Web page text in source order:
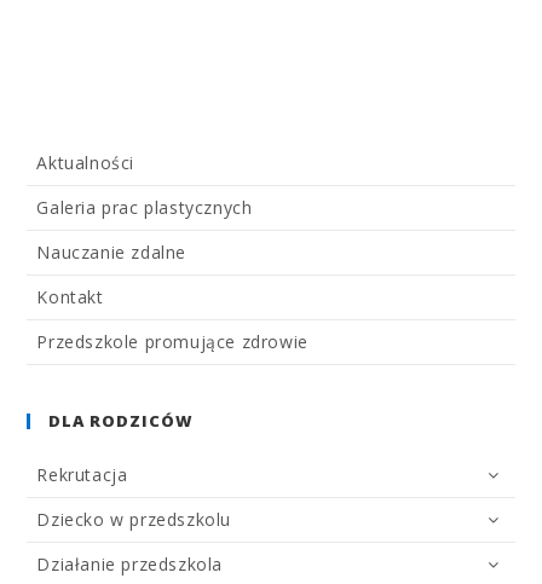
Aktualności
Galeria prac plastycznych
Nauczanie zdalne
Kontakt
Przedszkole promujące zdrowie
DLA RODZICÓW
Rekrutacja
Dziecko w przedszkolu
Działanie przedszkola